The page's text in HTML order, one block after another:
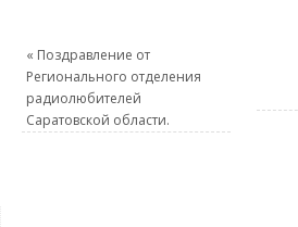
« Поздравление от
Регионального отделения
радиолюбителей
Саратовской области.